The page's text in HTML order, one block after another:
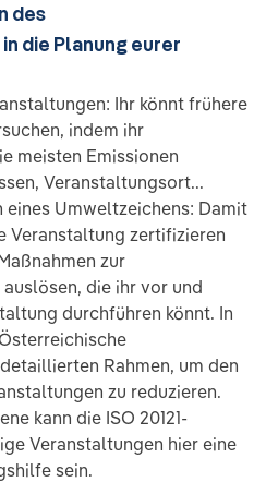
des
die Planung eurer
Ihr könnt frühere
indem ihr
meisten Emissionen
Veranstaltungsort...
Umweltzeichens: Damit
Veranstaltung zertifizieren
zur
die ihr vor und
durchführen könnt. In
Rahmen, um den
zu reduzieren.
kann die ISO 20121-
Veranstaltungen hier eine
sein.